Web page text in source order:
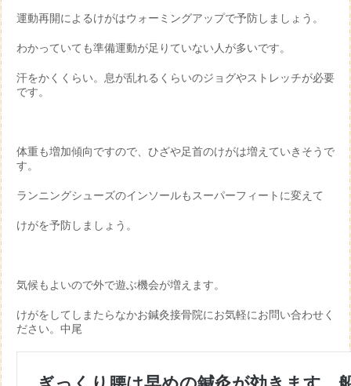
運動再開によるけがはウォーミングアップで予防しましょう。
わかっていても準備運動が足りていない人が多いです。
汗をかくくらい。息が乱れるくらいのジョグやストレッチが必要
です。
体重も増加傾向ですので、ひざや足首のけがは増えていきそうで
す。
ランニングシューズのインソールもスーパーフィートに変えて
けがを予防しましょう。
気候もよいので外で遊ぶ機会が増えます。
けがをしてしまたらなかお鍼灸接骨院にお気軽にお問い合わせく
ださい。中尾